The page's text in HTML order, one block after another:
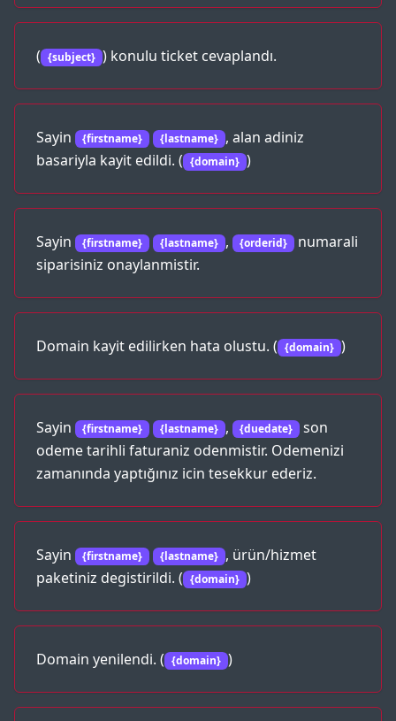
( {subject} ) konulu ticket cevaplandı.
Sayin {firstname} {lastname} , alan adiniz
basariyla kayit edildi. ( {domain} )
Sayin {firstname} {lastname} , {orderid}
numarali
siparisiniz onaylanmistir.
Domain kayit edilirken hata olustu. ( {domain} )
Sayin {firstname} {lastname} , {duedate}
son
odeme tarihli faturaniz odenmistir. Odemenizi
zamanında yaptığınız icin tesekkur ederiz.
Sayin {firstname} {lastname} , ürün/hizmet
paketiniz degistirildi. ( {domain} )
Domain yenilendi. ( {domain} )